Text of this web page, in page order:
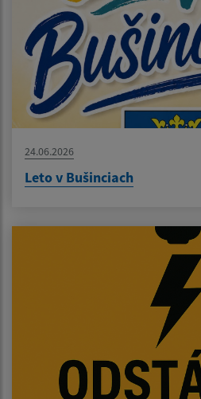
24.06.2026
Leto v Bušinciach